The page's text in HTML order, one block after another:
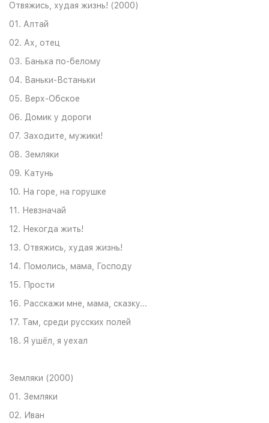
Отвяжись, худая жизнь! (2000)
01. Алтай
02. Ах, отец
03. Банька по-белому
04. Ваньки-Встаньки
05. Верх-Обское
06. Домик у дороги
07. Заходите, мужики!
08. Земляки
09. Катунь
10. На горе, на горушке
11. Невзначай
12. Некогда жить!
13. Отвяжись, худая жизнь!
14. Помолись, мама, Господу
15. Прости
16. Расскажи мне, мама, сказку...
17. Там, среди русских полей
18. Я ушёл, я уехал
Земляки (2000)
01. Земляки
02. Иван